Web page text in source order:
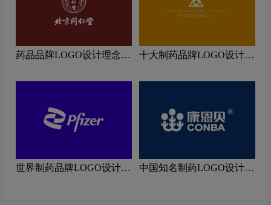
药品品牌LOGO设计理念解
十大制药品牌LOGO设计理
世界制药品牌LOGO设计理
中国知名制药LOGO设计理